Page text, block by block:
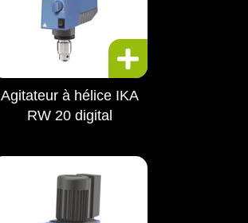
Agitateur à hélice IKA
RW 20 digital